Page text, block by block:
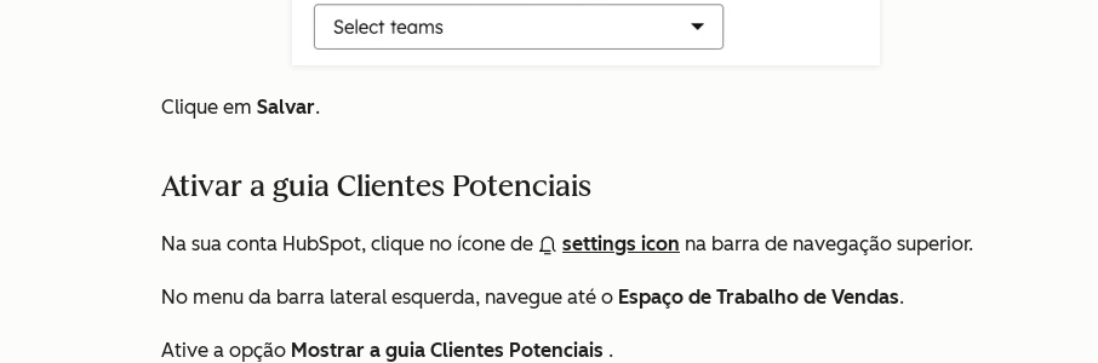
Clique em Salvar.
Ativar a guia Clientes Potenciais
Na sua conta HubSpot, clique no ícone de settings icon na barra de navegação superior.
No menu da barra lateral esquerda, navegue até o Espaço de Trabalho de Vendas.
Ative a opção Mostrar a guia Clientes Potenciais .